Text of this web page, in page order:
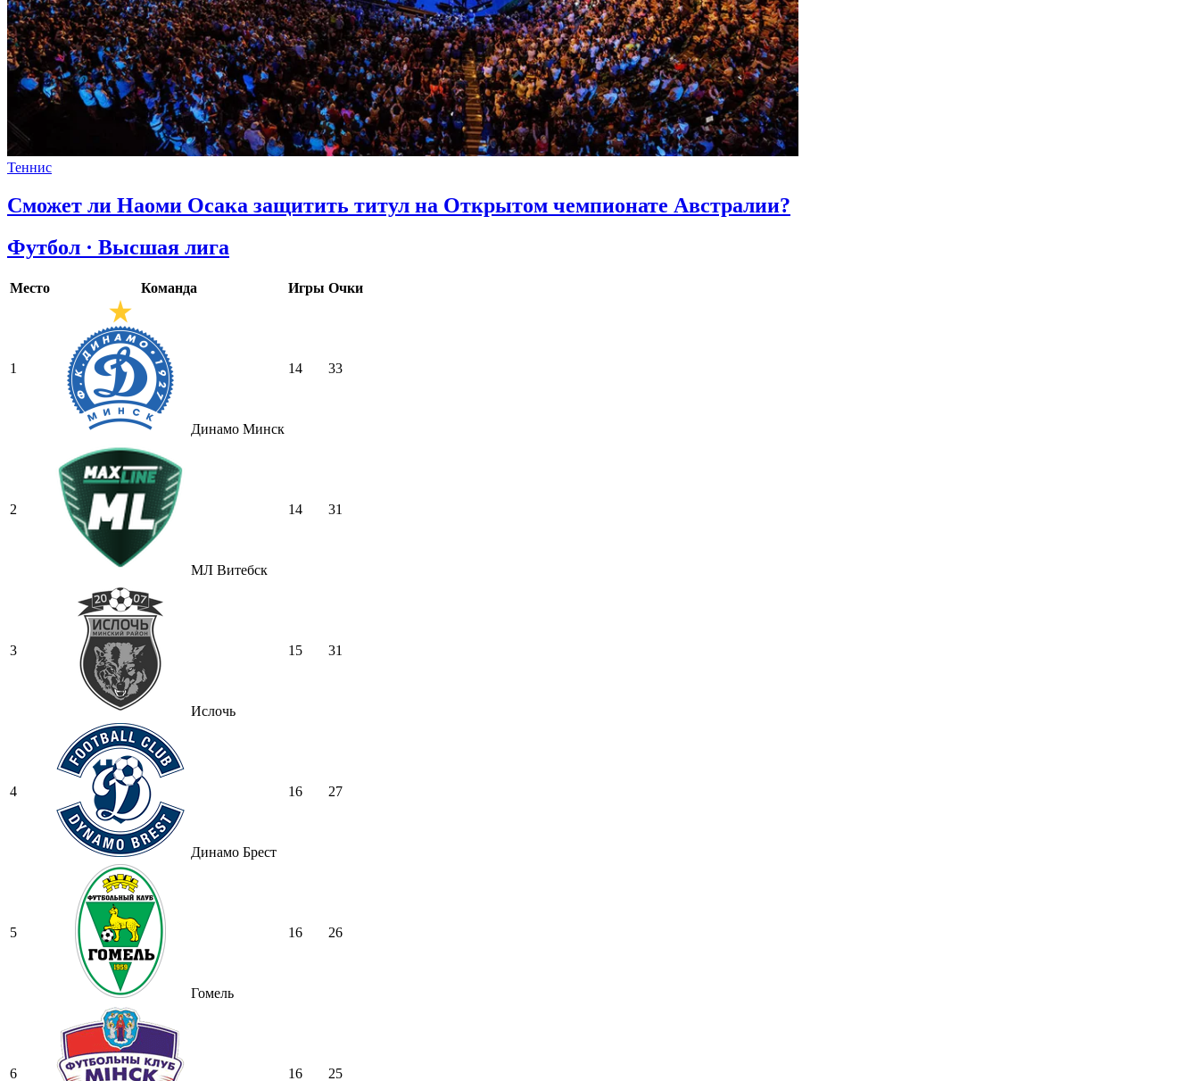
Теннис
Сможет ли Наоми Осака защитить титул на Открытом чемпионате Австралии?
Футбол · Высшая лига
Место Команда Игры Очки
1
Динамо Минск
14 33
2
МЛ Витебск
14 31
3
Ислочь
15 31
4
Динамо Брест
16 27
5
Гомель
16 26
6 16 25